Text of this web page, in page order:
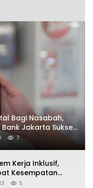
Bagi Nasabah,
Jakarta Sukses
Awards 2026
7
Kerja Inklusif,
Kesempatan
5